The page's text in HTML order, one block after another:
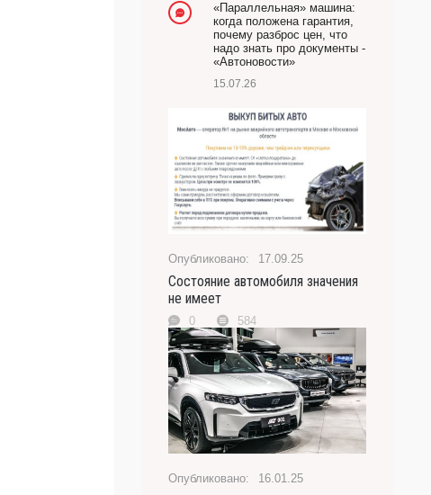
«Параллельная» машина:
когда положена гарантия,
почему разброс цен, что
надо знать про документы -
«Автоновости»
15.07.26
17.09.25
Состояние автомобиля значения
не имеет
0 584
16.01.25